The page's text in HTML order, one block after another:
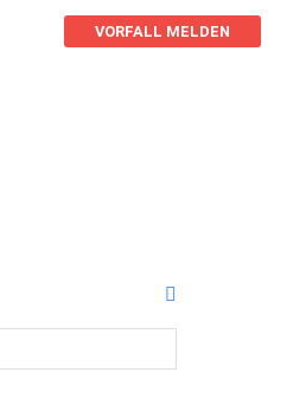
VORFALL MELDEN